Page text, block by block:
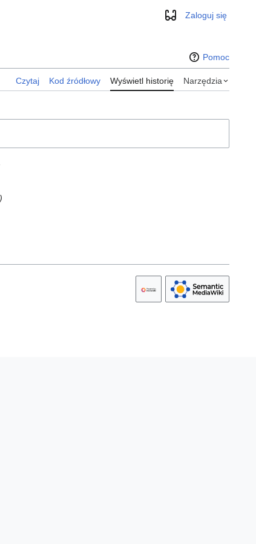
WyglądZaloguj się
Pomoc
Czytaj Kod źródłowy Wyświetl historię Narzędzia